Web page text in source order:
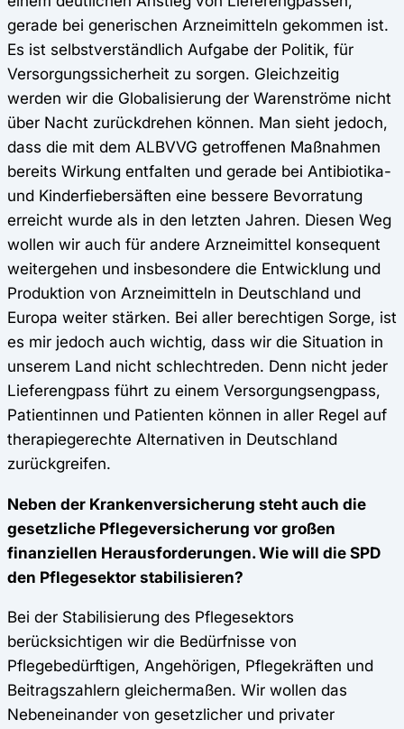
gerade bei generischen Arzneimitteln gekommen ist.
Es ist selbstverständlich Aufgabe der Politik, für
Versorgungssicherheit zu sorgen. Gleichzeitig
werden wir die Globalisierung der Warenströme nicht
über Nacht zurückdrehen können. Man sieht jedoch,
dass die mit dem ALBVVG getroffenen Maßnahmen
bereits Wirkung entfalten und gerade bei Antibiotika-
und Kinderfiebersäften eine bessere Bevorratung
erreicht wurde als in den letzten Jahren. Diesen Weg
wollen wir auch für andere Arzneimittel konsequent
weitergehen und insbesondere die Entwicklung und
Produktion von Arzneimitteln in Deutschland und
Europa weiter stärken. Bei aller berechtigen Sorge, ist
es mir jedoch auch wichtig, dass wir die Situation in
unserem Land nicht schlechtreden. Denn nicht jeder
Lieferengpass führt zu einem Versorgungsengpass,
Patientinnen und Patienten können in aller Regel auf
therapiegerechte Alternativen in Deutschland
zurückgreifen.
Neben der Krankenversicherung steht auch die
gesetzliche Pflegeversicherung vor großen
finanziellen Herausforderungen. Wie will die SPD
den Pflegesektor stabilisieren?
Bei der Stabilisierung des Pflegesektors
berücksichtigen wir die Bedürfnisse von
Pflegebedürftigen, Angehörigen, Pflegekräften und
Beitragszahlern gleichermaßen. Wir wollen das
Nebeneinander von gesetzlicher und privater